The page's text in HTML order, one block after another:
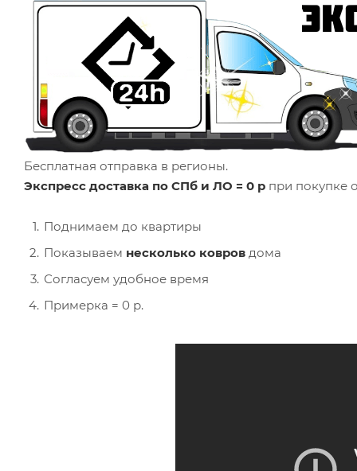
Бесплатная отправка в регионы.
Экспресс доставка по СПб и ЛО = 0 р при покупке
Поднимаем до квартиры
Показываем несколько ковров дома
Согласуем удобное время
Примерка = 0 р.